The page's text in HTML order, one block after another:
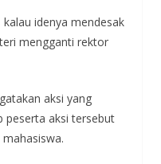
idenya mendesak
mengganti rektor
aksi yang
peserta aksi tersebut